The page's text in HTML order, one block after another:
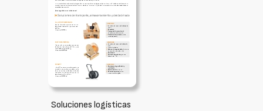
Soluciones logísticas